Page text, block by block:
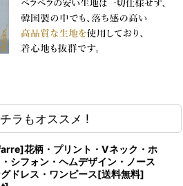
ラもオススメ !
花柄・プリント・Vネック・ホ
シフォン・ヘムデザイン・ノース
ドレス・ワンピース[送料無料]